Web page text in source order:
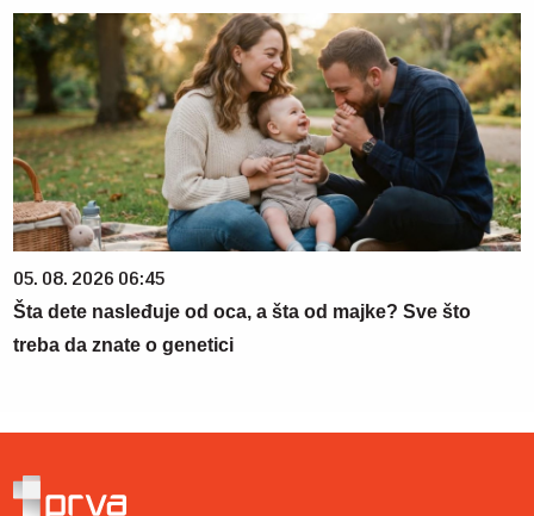
05. 08. 2026 06:45
Šta dete nasleđuje od oca, a šta od majke? Sve što
treba da znate o genetici